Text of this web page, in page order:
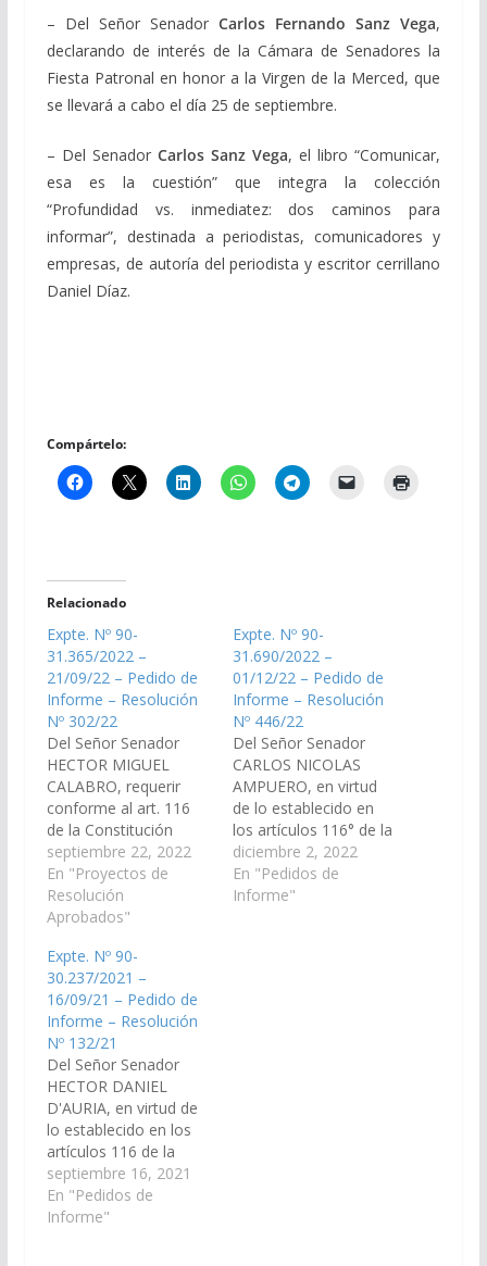
– Del Señor SenadorCarlos Fernando Sanz Vega,
declarando de interés de la Cámara de Senadores la
Fiesta Patronal en honor a la Virgen de la Merced, que
se llevará a cabo el día 25 de septiembre.
– Del SenadorCarlos Sanz Vega, el libro “Comunicar,
esa es la cuestión” que integra la colección
“Profundidad vs. inmediatez: dos caminos para
informar”, destinada a periodistas, comunicadores y
empresas, de autoría del periodista y escritor cerrillano
Daniel Díaz.
Compártelo:
Relacionado
Expte. Nº 90-
31.365/2022 –
21/09/22 – Pedido de
Informe – Resolución
Nº 302/22
Del Señor Senador
HECTOR MIGUEL
CALABRO, requerir
conforme al art. 116
de la Constitución
Provincial y el Art. 149
del Reglamento de
este Cuerpo al Sr.
Ministro de
Sr. Secretario de
Recursos Hídricos y/o
al Secretario de Obras
Públicas, para que
informen en un plazo
de diez…
septiembre 22, 2022
En "Proyectos de
Resolución
Aprobados"
Expte. Nº 90-
31.690/2022 –
01/12/22 – Pedido de
Informe – Resolución
Nº 446/22
Del Señor Senador
CARLOS NICOLAS
AMPUERO, en virtud
de lo establecido en
los artículos 116° de la
Constitución Provincial
y 149° del Reglamento
de este Cuerpo,
diciembre 2, 2022
En "Pedidos de
Informe"
Expte. Nº 90-
30.237/2021 –
16/09/21 – Pedido de
Informe – Resolución
Nº 132/21
Del Señor Senador
HECTOR DANIEL
D'AURIA, en virtud de
lo establecido en los
artículos 116 de la
Constitución Provincial
y 149" del Reglamento
de este Cuerpo,
septiembre 16, 2021
En "Pedidos de
Informe"